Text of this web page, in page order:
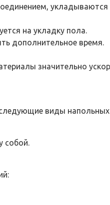
укладываются
на укладку пола.
дополнительное время.
значительно
виды
собой.